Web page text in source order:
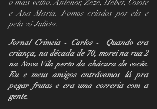
o mais velho. Antenor, Zezé, Héber, Coiote
e Ana Maria. Fomos criados por ela e
pela vó Julieta.
Jornal Crimeia - Carlos -  Quando era
criança, na década de 70, morei na rua 2
na Nova Vila perto da chácara de vocês.
Eu e meus amigos entrávamos lá pra
pegar frutas e era uma correria com a
gente.